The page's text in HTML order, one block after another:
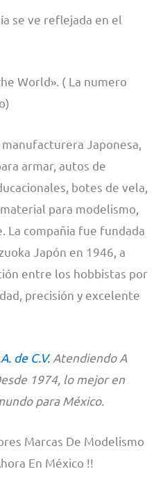
se ve reflejada en el
World». ( La numero
Japonesa,
armar, autos de
botes de vela,
para modelismo,
La compañia fue fundada
Japón en 1946, a
entre los hobbistas por
precisión y excelente
de C.V.Atendiendo A
1974, lo mejor en
para México.
Marcas De Modelismo
En México !!